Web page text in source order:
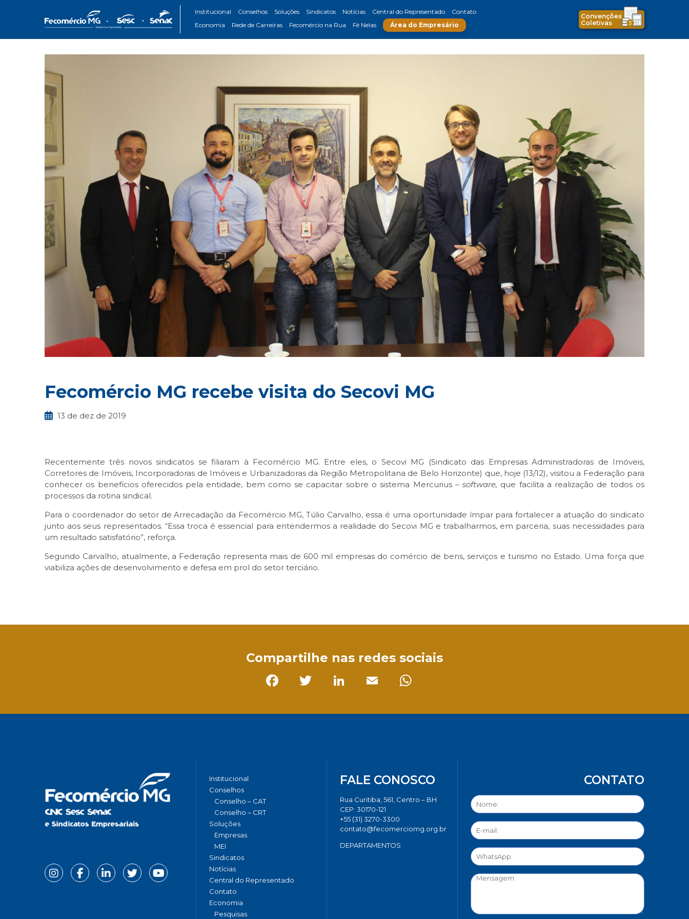
Institucional Conselhos Soluções Sindicatos Notícias Central do Representado
Contato
Economia
Rede de Carreiras Fecomércio na Rua Fé Nelas Área do Empresário
Convenções
Coletivas
Fecomércio MG recebe visita do Secovi MG
13 de dez de 2019
Recentemente três novos sindicatos se filiaram à Fecomércio MG. Entre eles, o Secovi MG (Sindicato das Empresas Administradoras de Imóveis,
Corretores de Imóveis, Incorporadoras de Imóveis e Urbanizadoras da Região Metropolitana de Belo Horizonte) que, hoje (13/12), visitou a Federação para
conhecer os benefícios oferecidos pela entidade, bem como se capacitar sobre o sistema Mercurius –software, que facilita a realização de todos os
processos da rotina sindical.
Para o coordenador do setor de Arrecadação da Fecomércio MG, Túlio Carvalho, essa é uma oportunidade ímpar para fortalecer a atuação do sindicato
junto aos seus representados. “Essa troca é essencial para entendermos a realidade do Secovi MG e trabalharmos, em parceria, suas necessidades para
um resultado satisfatório”, reforça.
Segundo Carvalho, atualmente, a Federação representa mais de 600 mil empresas do comércio de bens, serviços e turismo no Estado. Uma força que
viabiliza ações de desenvolvimento e defesa em prol do setor terciário.
Compartilhe nas redes sociais
Institucional
Conselhos
Conselho – CAT
Conselho – CRT
Soluções
Empresas
MEI
Sindicatos
Notícias
Central do Representado
Contato
Economia
Pesquisas
FALE CONOSCO
Rua Curitiba, 561, Centro – BH
CEP: 30170-121
+55 (31) 3270-3300
contato@fecomerciomg.org.br
DEPARTAMENTOS
CONTATO